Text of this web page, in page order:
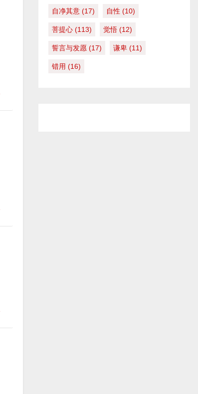
自净其意 (17) 自性 (10)
菩提心 (113) 觉悟 (12)
誓言与发愿 (17) 谦卑 (11)
错用 (16)